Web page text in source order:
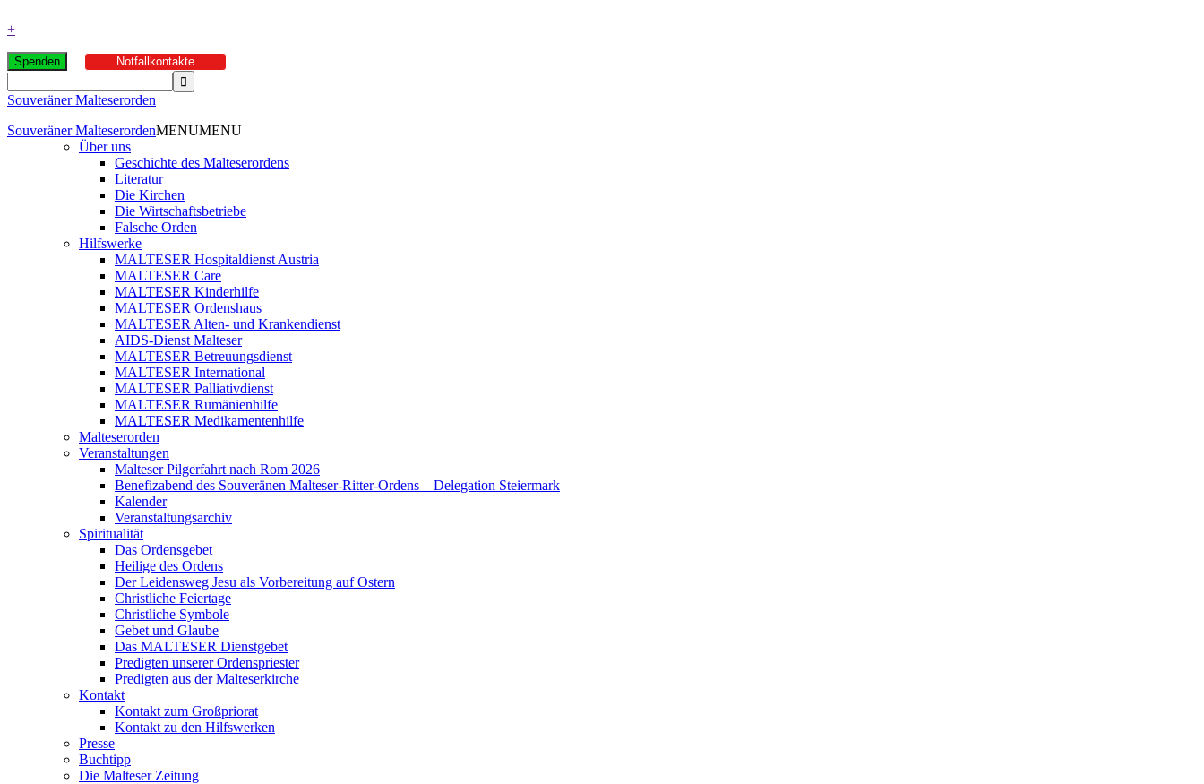
+
Spenden Notfallkontakte
Souveräner Malteserorden
Souveräner MalteserordenMENUMENU
Über uns
Geschichte des Malteserordens
Literatur
Die Kirchen
Die Wirtschaftsbetriebe
Falsche Orden
Hilfswerke
MALTESER Hospitaldienst Austria
MALTESER Care
MALTESER Kinderhilfe
MALTESER Ordenshaus
MALTESER Alten- und Krankendienst
AIDS-Dienst Malteser
MALTESER Betreuungsdienst
MALTESER International
MALTESER Palliativdienst
MALTESER Rumänienhilfe
MALTESER Medikamentenhilfe
Malteserorden
Veranstaltungen
Malteser Pilgerfahrt nach Rom 2026
Benefizabend des Souveränen Malteser-Ritter-Ordens – Delegation Steiermark
Kalender
Veranstaltungsarchiv
Spiritualität
Das Ordensgebet
Heilige des Ordens
Der Leidensweg Jesu als Vorbereitung auf Ostern
Christliche Feiertage
Christliche Symbole
Gebet und Glaube
Das MALTESER Dienstgebet
Predigten unserer Ordenspriester
Predigten aus der Malteserkirche
Kontakt
Kontakt zum Großpriorat
Kontakt zu den Hilfswerken
Presse
Buchtipp
Die Malteser Zeitung